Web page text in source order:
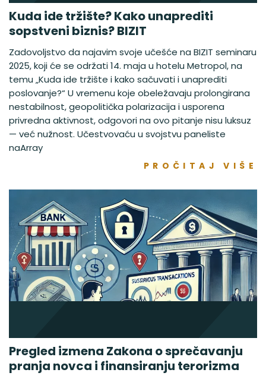
Kuda ide tržište? Kako unaprediti
sopstveni biznis? BIZIT
Zadovoljstvo da najavim svoje učešće na BIZIT seminaru
2025, koji će se održati 14. maja u hotelu Metropol, na
temu „Kuda ide tržište i kako sačuvati i unaprediti
poslovanje?“ U vremenu koje obeležavaju prolongirana
nestabilnost, geopolitička polarizacija i usporena
privredna aktivnost, odgovori na ovo pitanje nisu luksuz
— već nužnost. Učestvovaću u svojstvu paneliste
naArray
PROČITAJ VIŠE
Pregled izmena Zakona o sprečavanju
pranja novca i finansiranju terorizma